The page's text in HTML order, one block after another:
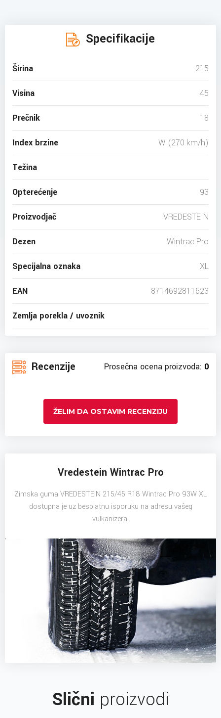
Specifikacije
Širina 215
Visina 45
Prečnik 18
Index brzine W (270 km/h)
Težina
Opterećenje 93
Proizvodjač VREDESTEIN
Dezen Wintrac Pro
Specijalna oznaka XL
EAN 8714692811623
Zemlja porekla / uvoznik
Recenzije Prosečna ocena proizvoda: 0
ŽELIM DA OSTAVIM RECENZIJU
Vredestein Wintrac Pro
Zimska guma VREDESTEIN 215/45 R18 Wintrac Pro 93W XL
dostupna je uz besplatnu isporuku na adresu vašeg
vulkanizera.
Slični proizvodi